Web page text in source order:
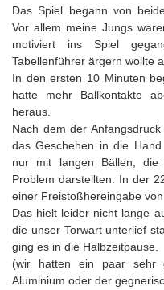
Das Spiel begann von
Vor allem meine Jungs
motiviert ins Spiel
Tabellenführer ärgern wollte
In den ersten 10 Minuten
hatte mehr Ballkontakte
heraus.
Nach dem der
das Geschehen in die
nur mit langen Bällen, die
Problem darstellten. In der
einer Freistoßhereingabe
Das hielt leider nicht lange
die unser Torwart unterlief
ging es in die Halbzeitpause.
(wir hatten ein paar sehr
Aluminium oder der